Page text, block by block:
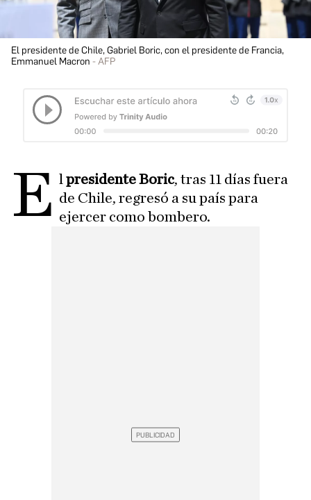
El presidente de Chile, Gabriel Boric, con el presidente de Francia,
Emmanuel Macron
AFP
E lpresidente Boric, tras 11 días fuera
de Chile, regresó a su país para
ejercer como bombero.